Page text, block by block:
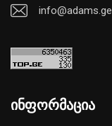
info@adams.ge
ინფორმაცია